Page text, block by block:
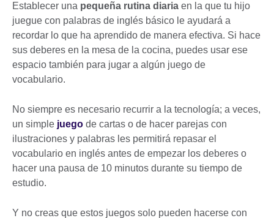
Establecer una pequeña rutina diaria en la que tu hijo
juegue con palabras de inglés básico le ayudará a
recordar lo que ha aprendido de manera efectiva. Si hace
sus deberes en la mesa de la cocina, puedes usar ese
espacio también para jugar a algún juego de
vocabulario.
No siempre es necesario recurrir a la tecnología; a veces,
un simple juego de cartas o de hacer parejas con
ilustraciones y palabras les permitirá repasar el
vocabulario en inglés antes de empezar los deberes o
hacer una pausa de 10 minutos durante su tiempo de
estudio.
Y no creas que estos juegos solo pueden hacerse con